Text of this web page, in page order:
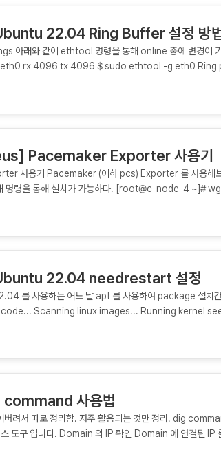
22.04 Ring Buffer 설정 방
아래와 같이 ethtool 명령을 통해 online 중에 변경이
rx 4096 tx 4096 $ sudo ethtool -g eth0 Ring
4096 Current hardware settings: RX: 4096 RX
계열은 network-script 에 ETHTOOL_OPTS 을 사
Pacemaker Exporter 사용기
사용기 Pacemaker (이하 pcs) Exporter 를 사용해
명령을 통해 설치가 가능하다. [root@c-node-4 ~]#
ClusterLabs/ha_cluster_exporter/releases/
amd64.gz [root@c-node-4 ~]#
다. pcs exporter option pcs exporter 의 option
amd64 [<flags>] Flags: -h, --
22.04 needrestart 설정
를 사용하는 어느 날 apt 를 사용하여 package 설
Scanning linux images... Running kernel
need to be restarted. No containers need
are running outdated hypervisor (qemu)
사용법
버려서 따로 정리함. 자주 활용되는 것만 정리. dig
스 도구 입니다. Domain 의 IP 확인 Domain 에 연결된
; <<>> DiG 9.16.1-Ubuntu <<>>
NOERROR, id: 31021 ;; flags: qr rd ra;